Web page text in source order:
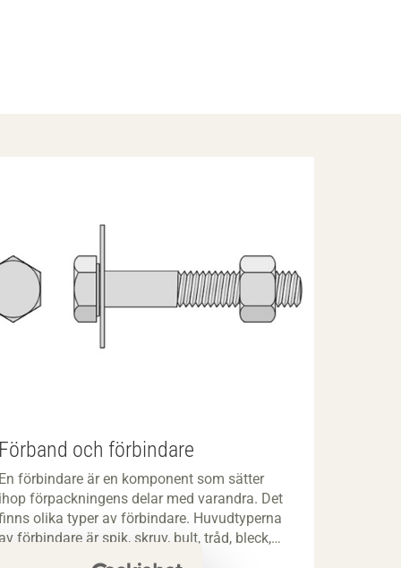
Förband och förbindare
En förbindare är en komponent som sätter
ihop förpackningens delar med varandra. Det
olika typer av förbindare. Huvudtyperna
av förbindare är spik, skruv, bult, tråd, bleck,